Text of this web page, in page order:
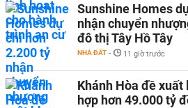
Sunshine Homes
nhận chuyển
đô thị Tây Hồ Tây
NHÀ ĐẤT - 11 giờ trước
Khánh Hòa đề
hợp hơn 49.000 tỷ